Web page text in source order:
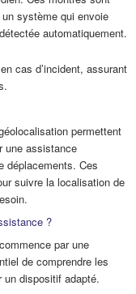
système qui envoie
automatiquement.
cas d’incident, assurant
permettent
une assistance
déplacements. Ces
suivre la localisation de
?
par une
de comprendre les
dispositif adapté.